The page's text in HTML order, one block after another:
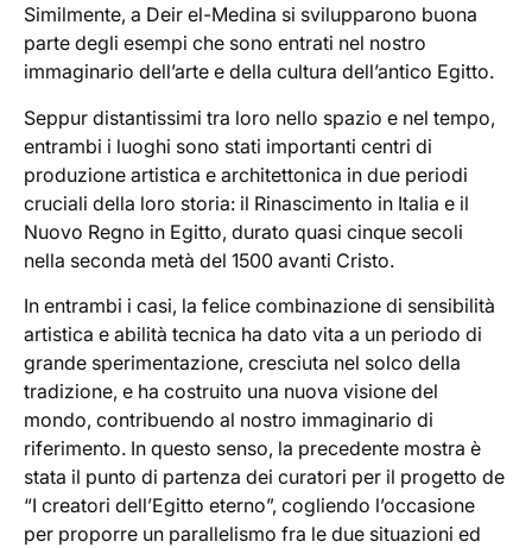
Similmente, a Deir el-Medina si svilupparono buona
parte degli esempi che sono entrati nel nostro
immaginario dell’arte e della cultura dell’antico Egitto.
Seppur distantissimi tra loro nello spazio e nel tempo,
entrambi i luoghi sono stati importanti centri di
produzione artistica e architettonica in due periodi
cruciali della loro storia: il Rinascimento in Italia e il
Nuovo Regno in Egitto, durato quasi cinque secoli
nella seconda metà del 1500 avanti Cristo.
In entrambi i casi, la felice combinazione di sensibilità
artistica e abilità tecnica ha dato vita a un periodo di
grande sperimentazione, cresciuta nel solco della
tradizione, e ha costruito una nuova visione del
mondo, contribuendo al nostro immaginario di
riferimento. In questo senso, la precedente mostra è
stata il punto di partenza dei curatori per il progetto de
“I creatori dell’Egitto eterno”, cogliendo l’occasione
per proporre un parallelismo fra le due situazioni ed